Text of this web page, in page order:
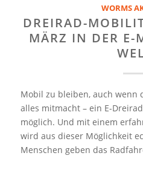
WORMS
DREIRAD-
MÄRZ IN DER E-
Mobil zu bleiben, auch wenn
alles mitmacht – ein E-
möglich. Und mit einem
wird aus dieser Möglichkeit
Menschen geben das